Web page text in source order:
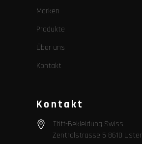
Marken
Produkte
Über uns
Kontakt
Kontakt
Töff-Bekleidung Swiss
Zentralstrasse 5 8610 Uster